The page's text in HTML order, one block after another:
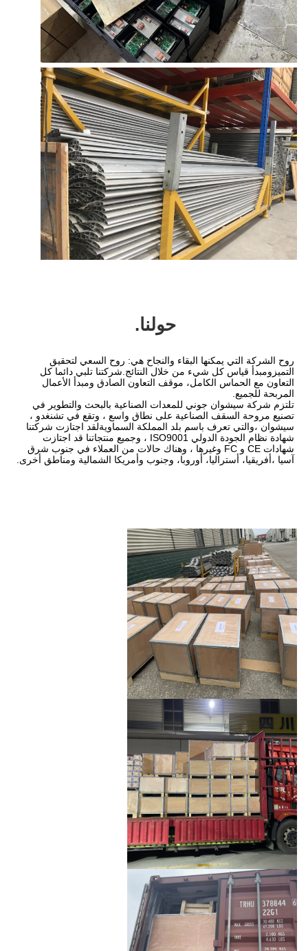
روح الشركة التي يمكنها البقاء والنجاح هي: روح السعي لتحقيق
التميزومبدأ قياس كل شيء من خلال النتائج.شركتنا تلبي دائما كل
التعاون مع الحماس الكامل، موقف التعاون الصادق ومبدأ الأعمال
تلتزم شركة سيشوان جوني للمعدات الصناعية بالبحث والتطوير في
تصنيع مروحة السقف الصناعية على نطاق واسع ، وتقع في تشنغدو ،
سيشوان ،والتي تعرف باسم بلد المملكة السماويةلقد اجتازت شركتنا
شهادة نظام الجودة الدولي ISO9001 ، وجميع منتجاتنا قد اجتازت
شهادات CE و FC وغيرها ، وهناك حالات من العملاء في جنوب شرق
أوروبا، وجنوب وأمريكا الشمالية ومناطق أخرى.